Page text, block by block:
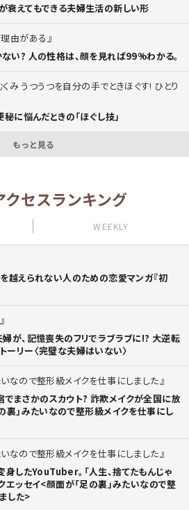
衰えてもできる夫婦生活の新しい形
由がある
い? 人の性格は、顔を見れば99%わかる。
み うつうつを自分の手でときほぐす! ひとり
に悩んだときの「ほぐし技」
もっと見る
クセスランキング
WEEKLY
を越えられない人のための恋愛マンガ『初
婦が、記憶喪失のフリでラブラブに!? 大逆転
ーリー〈完璧な夫婦はいない〉
なので整形級メイクを仕事にしました
でまさかのスカウト? 詐欺メイクが全国に放
裏」みたいなので整形級メイクを仕事にし
なので整形級メイクを仕事にしました
身したYouTuber。「人生、捨てたもんじゃ
エッセイ<顔面が「足の裏」みたいなので整
した>